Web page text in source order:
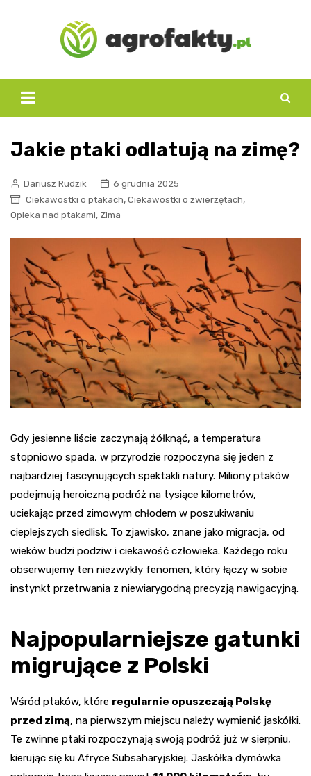
Jakie ptaki odlatują na zimę?
Dariusz Rudzik
6 grudnia 2025
Ciekawostki o ptakach, Ciekawostki o zwierzętach,
Opieka nad ptakami, Zima
Gdy jesienne liście zaczynają żółknąć, a temperatura
stopniowo spada, w przyrodzie rozpoczyna się jeden z
najbardziej fascynujących spektakli natury. Miliony ptaków
podejmują heroiczną podróż na tysiące kilometrów,
uciekając przed zimowym chłodem w poszukiwaniu
cieplejszych siedlisk. To zjawisko, znane jako migracja, od
wieków budzi podziw i ciekawość człowieka. Każdego roku
obserwujemy ten niezwykły fenomen, który łączy w sobie
instynkt przetrwania z niewiarygodną precyzją nawigacyjną.
Najpopularniejsze gatunki
migrujące z Polski
Wśród ptaków, które regularnie opuszczają Polskę
przed zimą, na pierwszym miejscu należy wymienić jaskółki.
Te zwinne ptaki rozpoczynają swoją podróż już w sierpniu,
kierując się ku Afryce Subsaharyjskiej. Jaskółka dymówka